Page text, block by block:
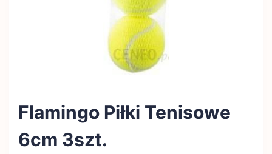
Flamingo Piłki Tenisowe
6cm 3szt.